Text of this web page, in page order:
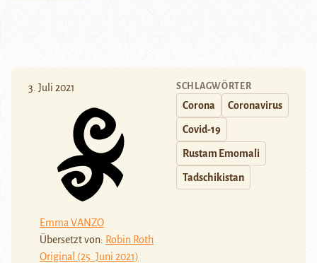
3. Juli 2021
Emma VANZO
Übersetzt von: Robin Roth
Original (25. Juni 2021)
SCHLAGWÖRTER
Corona Coronavirus
Covid-19
Rustam Emomali
Tadschikistan